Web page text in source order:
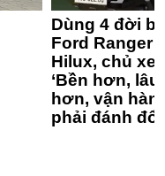
Dùng 4 đời
Ford Ranger
Hilux, chủ xe
‘Bền hơn,
hơn, vận
phải đánh